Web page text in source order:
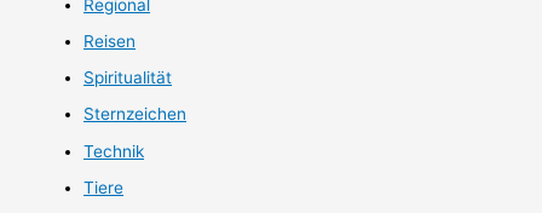
Regional
Reisen
Spiritualität
Sternzeichen
Technik
Tiere